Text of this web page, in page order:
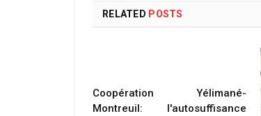
RELATED POSTS
Coopération Yélimané-
Montreuil: l'autosuffisance